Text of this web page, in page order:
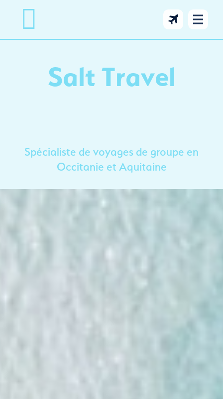
Salt Travel
Spécialiste de voyages de groupe en
Occitanie et Aquitaine